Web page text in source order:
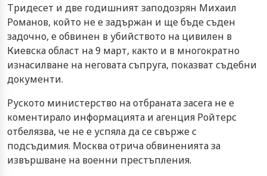
Тридесет и две годишният заподозрян Михаил
Романов, който не е задържан и ще бъде съден
задочно, е обвинен в убийството на цивилен в
Киевска област на 9 март, както и в многократно
изнасилване на неговата съпруга, показват съдебни
документи.
Руското министерство на отбраната засега не е
коментирало информацията и агенция Ройтерс
отбелязва, че не е успяла да се свърже с
подсъдимия. Москва отрича обвиненията за
извършване на военни престъпления.